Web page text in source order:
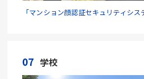
「マンション顔認証セキュリティシス
07 学校